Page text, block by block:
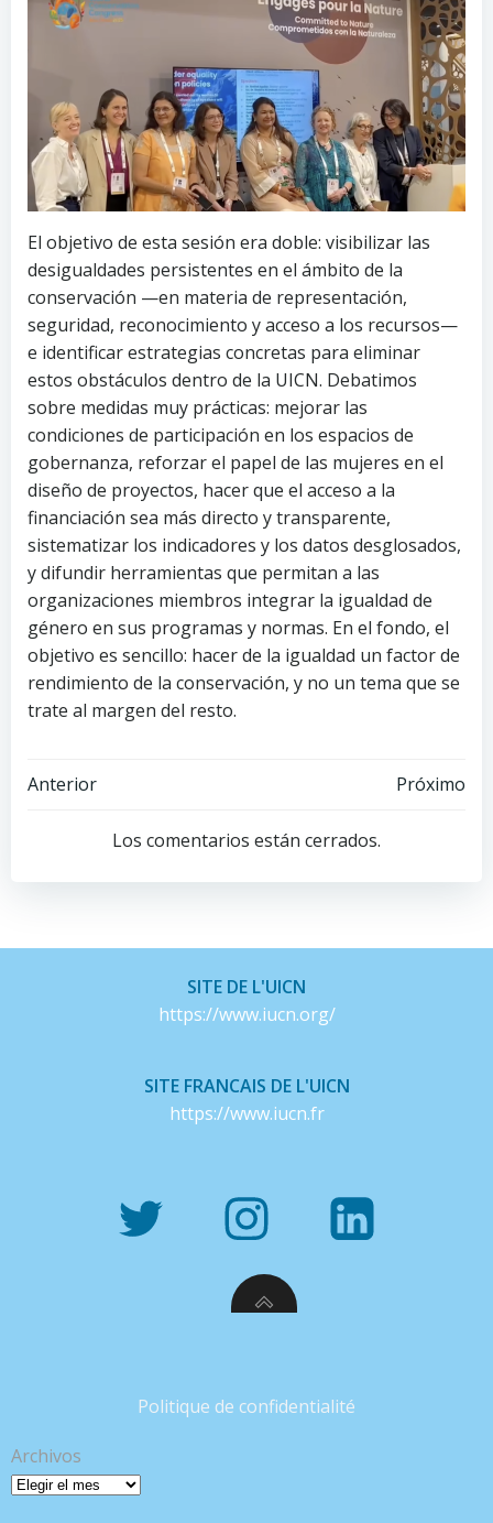
El objetivo de esta sesión era doble: visibilizar las
desigualdades persistentes en el ámbito de la
conservación —en materia de representación,
seguridad, reconocimiento y acceso a los recursos—
e identificar estrategias concretas para eliminar
estos obstáculos dentro de la UICN. Debatimos
sobre medidas muy prácticas: mejorar las
condiciones de participación en los espacios de
gobernanza, reforzar el papel de las mujeres en el
diseño de proyectos, hacer que el acceso a la
financiación sea más directo y transparente,
sistematizar los indicadores y los datos desglosados,
y difundir herramientas que permitan a las
organizaciones miembros integrar la igualdad de
género en sus programas y normas. En el fondo, el
objetivo es sencillo: hacer de la igualdad un factor de
rendimiento de la conservación, y no un tema que se
trate al margen del resto.
Navegación
entradas
Anterior
Navegación
de
entradas
Próximo
Los comentarios están cerrados.
SITE DE L'UICN
https://www.iucn.org/
SITE FRANCAIS DE L'UICN
https://www.iucn.fr
Politique de confidentialité
Archivos